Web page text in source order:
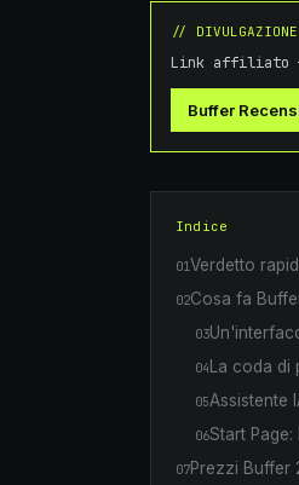
// DIVULGAZIONE
Link affiliato —
Buffer
Indice
01Verdetto
02Cosa fa
03
04 La coda
05Assistente
06Start
07Prezzi Buffer